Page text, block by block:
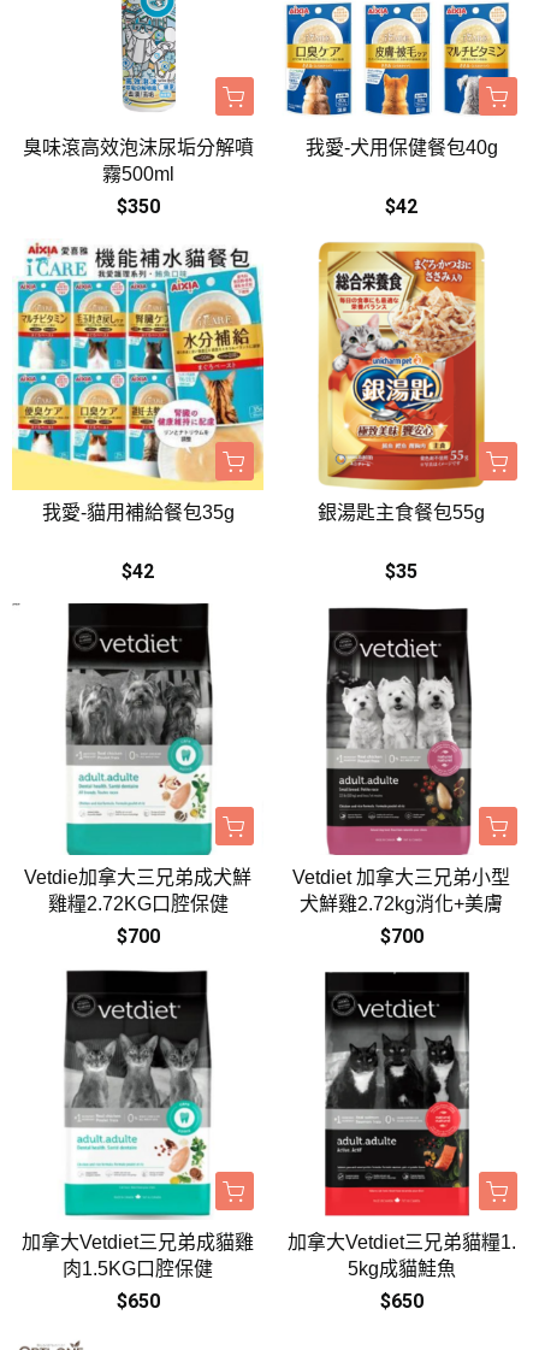
臭味滾高效泡沫尿垢分解噴
霧500ml
$350
我愛-犬用保健餐包40g
$42
我愛-貓用補給餐包35g
$42
銀湯匙主食餐包55g
$35
Vetdie加拿大三兄弟成犬鮮
雞糧2.72KG口腔保健
$700
Vetdiet 加拿大三兄弟小型
犬鮮雞2.72kg消化+美膚
$700
加拿大Vetdiet三兄弟成貓雞
肉1.5KG口腔保健
$650
加拿大Vetdiet三兄弟貓糧1.
5kg成貓鮭魚
$650